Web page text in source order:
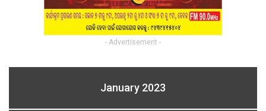
- Advertisement -
January 2023